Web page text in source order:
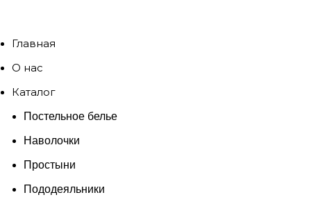
Главная
О нас
Каталог
Постельное белье
Наволочки
Простыни
Пододеяльники